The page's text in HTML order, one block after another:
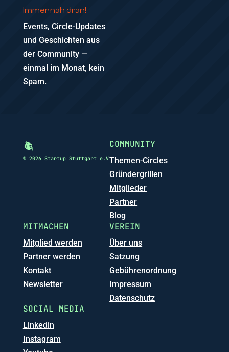
Immer nah dran!
Events, Circle-Updates
und Geschichten aus
der Community —
einmal im Monat, kein
Spam.
© 2026 Startup Stuttgart e.V
COMMUNITY
Themen-Circles
Gründergrillen
Mitglieder
Partner
Blog
MITMACHEN
Mitglied werden
Partner werden
Kontakt
Newsletter
VEREIN
Über uns
Satzung
Gebührenordnung
Impressum
Datenschutz
SOCIAL MEDIA
Linkedin
Instagram